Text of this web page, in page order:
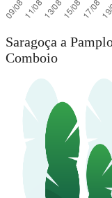
Saragoça a
Comboio